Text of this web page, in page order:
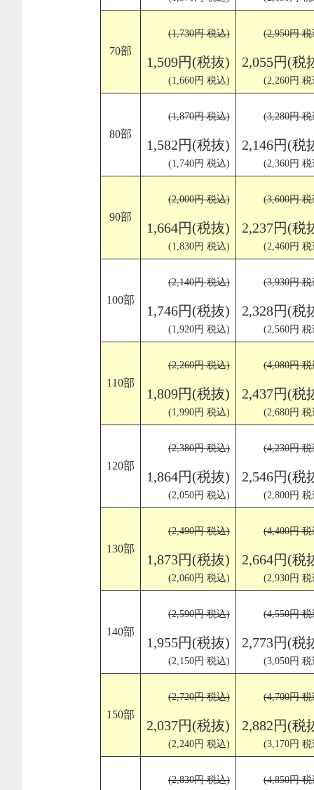
70部
(1,730円 税込)
1,509円(税抜)
(1,660円 税込)
(2,950円
2,055円(税
(2,260円
80部
(1,870円 税込)
1,582円(税抜)
(1,740円 税込)
(3,280円
2,146円(税
(2,360円
90部
(2,000円 税込)
1,664円(税抜)
(1,830円 税込)
(3,600円
2,237円(税
(2,460円
100部
(2,140円 税込)
1,746円(税抜)
(1,920円 税込)
(3,930円
2,328円(税
(2,560円
110部
(2,260円 税込)
1,809円(税抜)
(1,990円 税込)
(4,080円
2,437円(税
(2,680円
120部
(2,380円 税込)
1,864円(税抜)
(2,050円 税込)
(4,230円
2,546円(税
(2,800円
130部
(2,490円 税込)
1,873円(税抜)
(2,060円 税込)
(4,400円
2,664円(税
(2,930円
140部
(2,590円 税込)
1,955円(税抜)
(2,150円 税込)
(4,550円
2,773円(税
(3,050円
150部
(2,720円 税込)
2,037円(税抜)
(2,240円 税込)
(4,700円
2,882円(税
(3,170円
(2,830円 税込) (4,850円